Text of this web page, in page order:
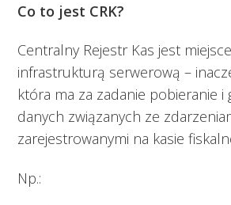
Co to jest CRK?
Centralny Rejestr Kas jest
infrastrukturą serwerową –
która ma za zadanie pobieranie i
danych związanych ze
zarejestrowanymi na kasie
Np.: